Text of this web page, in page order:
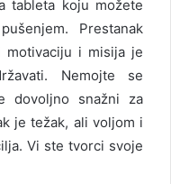
tableta koju možete
Prestanak
motivaciju i misija je
Nemojte se
dovoljno snažni za
je težak, ali voljom i
Vi ste tvorci svoje